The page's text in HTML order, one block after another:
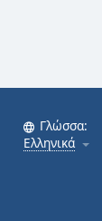
Γλώσσα:
Ελληνικά